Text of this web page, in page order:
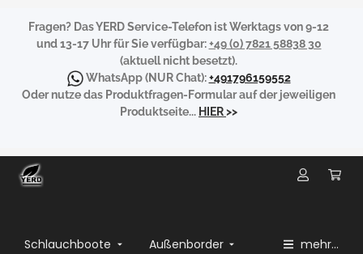
Fragen? Das YERD Service-Telefon ist Werktags von 9-12
und 13-17 Uhr für Sie verfügbar:+49 (0) 7821 58838 30
(aktuell nicht besetzt).
WhatsApp(NUR Chat):+491796159552
Oder nutze das Produktfragen-Formular auf der jeweiligen
Produktseite... HIER>>
Schlauchboote Außenborder mehr...